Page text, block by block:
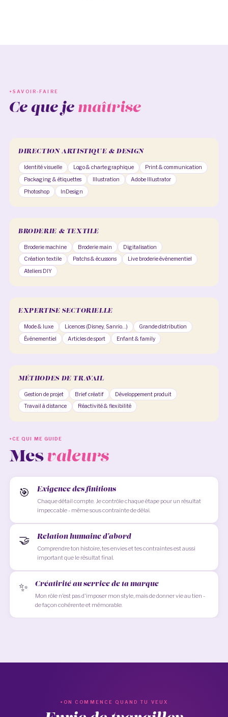
SAVOIR-FAIRE
Ce que je maîtrise
DIRECTION ARTISTIQUE & DESIGN
Identité visuelle Logo & charte graphique
Print & communication
Packaging & étiquettes
Illustration
Adobe Illustrator
Photoshop
InDesign
BRODERIE & TEXTILE
Broderie machine Broderie main
Digitalisation
Création textile
Patchs & écussons
Live broderie événementiel
Ateliers DIY
EXPERTISE SECTORIELLE
Mode & luxe Licences (Disney, Sanrio…)
Grande distribution
Événementiel
Articles de sport Enfant & family
MÉTHODES DE TRAVAIL
Gestion de projet Brief créatif
Développement produit
Travail à distance
Réactivité & flexibilité
CE QUI ME GUIDE
Mesvaleurs
🎯 Exigence des finitions
Chaque détail compte. Je contrôle chaque étape pour un résultat
impeccable - même sous contrainte de délai.
🤝 Relation humaine d'abord
Comprendre ton histoire, tes envies et tes contraintes est aussi
important que le résultat final.
✨ Créativité au service de ta marque
Mon rôle n'est pas d'imposer mon style, mais de donner vie au tien -
de façon cohérente et mémorable.
ON COMMENCE QUAND TU VEUX